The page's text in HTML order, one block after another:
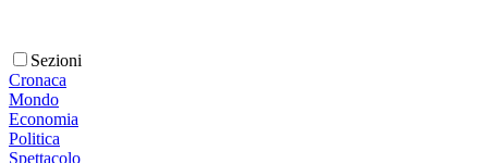
Sezioni
Cronaca
Mondo
Economia
Politica
Spettacolo